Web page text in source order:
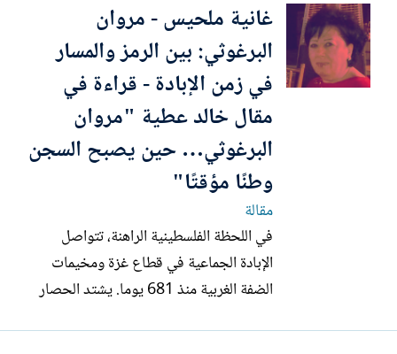
الفلسطينيين وجدانيا وسياسيا. وقد جاءت
مقالة د. عاهد حلس بعنوان “خسارة أنك من
غزة”، وقراءتي لمقاله بعنوان “غزة: أسطورة
حين...
غانية ملحيس - مروان
البرغوثي: بين الرمز والمسار
في زمن الإبادة - قراءة في
مقال خالد عطية "مروان
البرغوثي… حين يصبح السجن
وطنًا مؤقتًا"
مقالة
في اللحظة الفلسطينية الراهنة، تتواصل
الإبادة الجماعية في قطاع غزة ومخيمات
الضفة الغربية منذ 681 يوما. يشتد الحصار